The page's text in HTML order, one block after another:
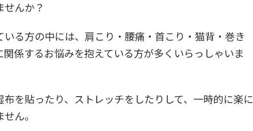
せんか？
る方の中には、肩こり・腰痛・首こり・猫背・巻き
係するお悩みを抱えている方が多くいらっしゃいま
を貼ったり、ストレッチをしたりして、一時的に楽に
ん。